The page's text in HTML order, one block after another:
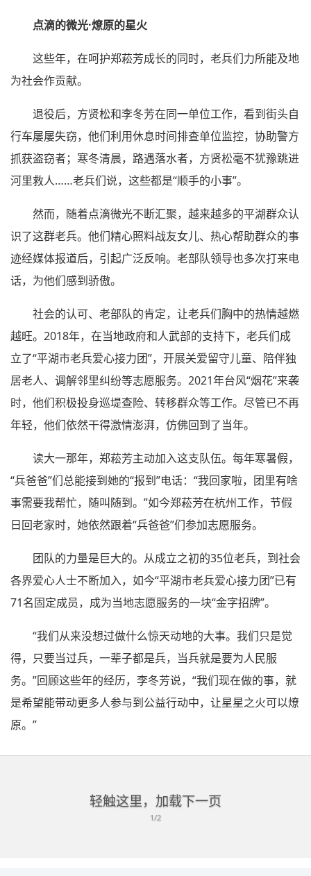
点滴的微光·燎原的星火
这些年，在呵护郑菘芳成长的同时，老兵们力所能及地
为社会作贡献。
退役后，方贤松和李冬芳在同一单位工作，看到街头自
行车屡屡失窃，他们利用休息时间排查单位监控，协助警方
抓获盗窃者；寒冬清晨，路遇落水者，方贤松毫不犹豫跳进
河里救人……老兵们说，这些都是“顺手的小事”。
然而，随着点滴微光不断汇聚，越来越多的平湖群众认
识了这群老兵。他们精心照料战友女儿、热心帮助群众的事
迹经媒体报道后，引起广泛反响。老部队领导也多次打来电
话，为他们感到骄傲。
社会的认可、老部队的肯定，让老兵们胸中的热情越燃
越旺。2018年，在当地政府和人武部的支持下，老兵们成
立了“平湖市老兵爱心接力团”，开展关爱留守儿童、陪伴独
居老人、调解邻里纠纷等志愿服务。2021年台风“烟花”来袭
时，他们积极投身巡堤查险、转移群众等工作。尽管已不再
年轻，他们依然干得激情澎湃，仿佛回到了当年。
读大一那年，郑菘芳主动加入这支队伍。每年寒暑假，
“兵爸爸”们总能接到她的“报到”电话：“我回家啦，团里有啥
事需要我帮忙，随叫随到。”如今郑菘芳在杭州工作，节假
日回老家时，她依然跟着“兵爸爸”们参加志愿服务。
团队的力量是巨大的。从成立之初的35位老兵，到社会
各界爱心人士不断加入，如今“平湖市老兵爱心接力团”已有
71名固定成员，成为当地志愿服务的一块“金字招牌”。
“我们从来没想过做什么惊天动地的大事。我们只是觉
得，只要当过兵，一辈子都是兵，当兵就是要为人民服
务。”回顾这些年的经历，李冬芳说，“我们现在做的事，就
是希望能带动更多人参与到公益行动中，让星星之火可以燎
原。”
轻触这里，加载下一页
1/2